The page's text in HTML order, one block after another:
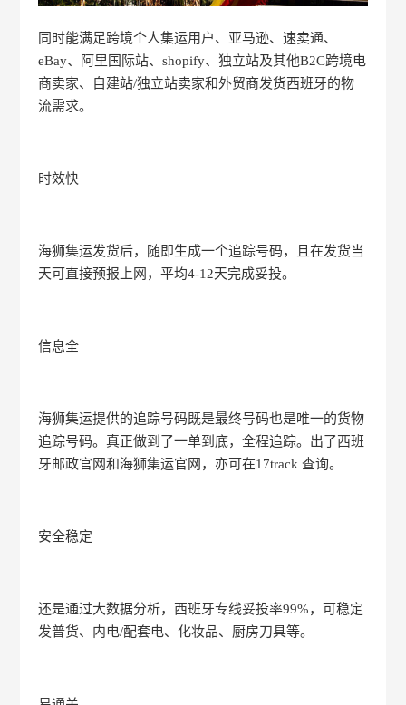
同时能满足跨境个人集运用户、亚马逊、速卖通、
eBay、阿里国际站、shopify、独立站及其他B2C跨境电
商卖家、自建站/独立站卖家和外贸商发货西班牙的物
流需求。
时效快
海狮集运发货后，随即生成一个追踪号码，且在发货当
天可直接预报上网，平均4-12天完成妥投。
信息全
海狮集运提供的追踪号码既是最终号码也是唯一的货物
追踪号码。真正做到了一单到底，全程追踪。出了西班
牙邮政官网和海狮集运官网，亦可在17track 查询。
安全稳定
还是通过大数据分析，西班牙专线妥投率99%，可稳定
发普货、内电/配套电、化妆品、厨房刀具等。